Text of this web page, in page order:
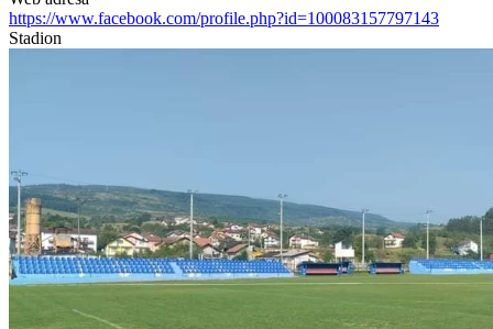
https://www.facebook.com/profile.php?id=100083157797143
Stadion